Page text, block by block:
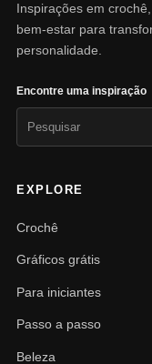
Inspirações em
bem-estar para
personalidade.
Encontre uma inspiração
EXPLORE
Crochê
Gráficos grátis
Para iniciantes
Passo a passo
Beleza